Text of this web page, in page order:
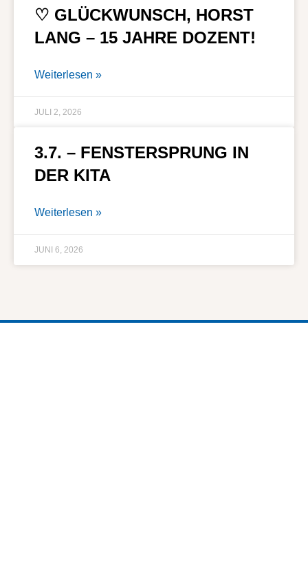
♡ GLÜCKWUNSCH, HORST
LANG – 15 JAHRE DOZENT!
Weiterlesen »
JULI 2, 2026
3.7. – FENSTERSPRUNG IN
DER KITA
Weiterlesen »
JUNI 6, 2026